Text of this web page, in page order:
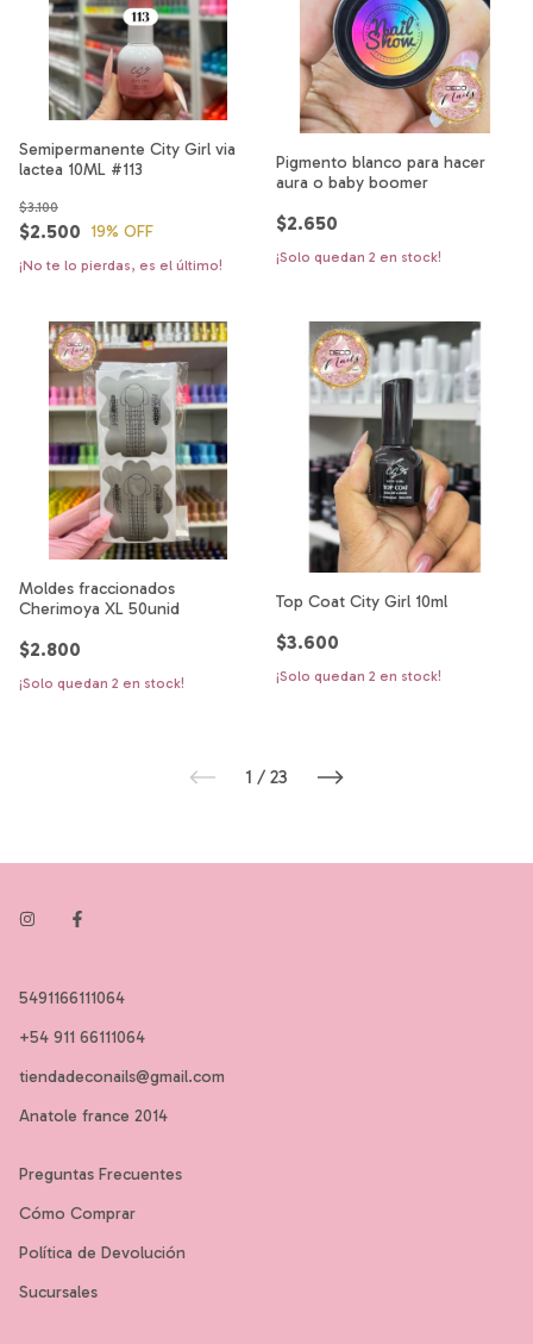
Semipermanente City Girl via
lactea 10ML #113
$2.500
$3.100
19% OFF
¡No te lo pierdas, es el último!
Pigmento blanco para hacer
aura o baby boomer
$2.650
¡Solo quedan 2 en stock!
Moldes fraccionados
Cherimoya XL 50unid
$2.800
¡Solo quedan 2 en stock!
Top Coat City Girl 10ml
$3.600
¡Solo quedan 2 en stock!
1 / 23
5491166111064
+54 911 66111064
tiendadeconails@gmail.com
Anatole france 2014
Preguntas Frecuentes
Cómo Comprar
Política de Devolución
Sucursales